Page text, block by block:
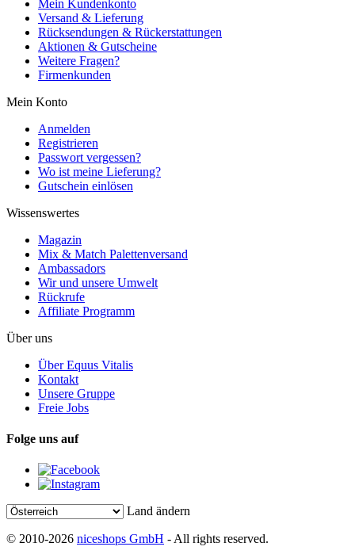
Mein Kundenkonto
Versand & Lieferung
Rücksendungen & Rückerstattungen
Aktionen & Gutscheine
Weitere Fragen?
Firmenkunden
Mein Konto
Anmelden
Registrieren
Passwort vergessen?
Wo ist meine Lieferung?
Gutschein einlösen
Wissenswertes
Magazin
Mix & Match Palettenversand
Ambassadors
Wir und unsere Umwelt
Rückrufe
Affiliate Programm
Über uns
Über Equus Vitalis
Kontakt
Unsere Gruppe
Freie Jobs
Folge uns auf
Land ändern
© 2010-2026 niceshops GmbH - All rights reserved.